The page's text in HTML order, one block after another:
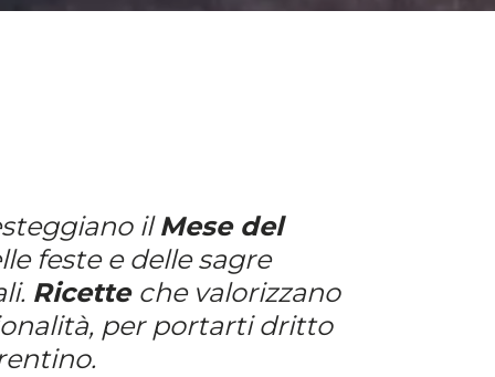
ilMese del
feste e delle sagre
Ricette che valorizzano
per portarti dritto